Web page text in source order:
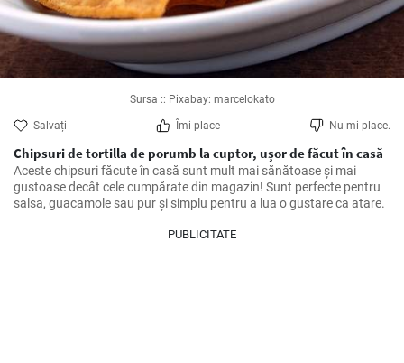
Sursa :: Pixabay: marcelokato
Salvați Îmi place Nu-mi place.
Chipsuri de tortilla de porumb la cuptor, ușor de făcut în casă
Aceste chipsuri făcute în casă sunt mult mai sănătoase și mai
gustoase decât cele cumpărate din magazin! Sunt perfecte pentru
salsa, guacamole sau pur și simplu pentru a lua o gustare ca atare.
PUBLICITATE